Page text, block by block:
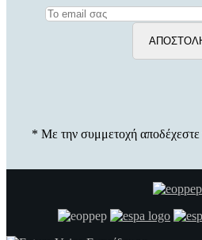
* Με την συμμετοχή αποδέχεστε